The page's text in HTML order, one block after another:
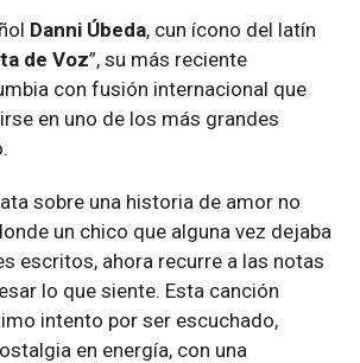
Danni Úbeda, cun ícono del latín
de Voz”, su más reciente
con fusión internacional que
en uno de los más grandes
sobre una historia de amor no
un chico que alguna vez dejaba
escritos, ahora recurre a las notas
lo que siente. Esta canción
intento por ser escuchado,
en energía, con una